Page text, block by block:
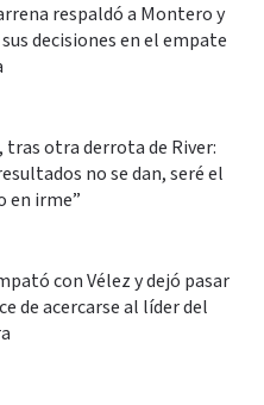
respaldó a Montero y
decisiones en el empate
tras otra derrota de River:
no se dan, seré el
en irme”
con Vélez y dejó pasar
de acercarse al líder del